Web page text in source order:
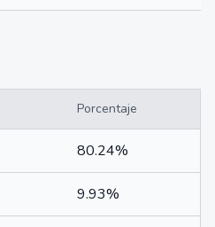
Porcentaje
80.24%
9.93%